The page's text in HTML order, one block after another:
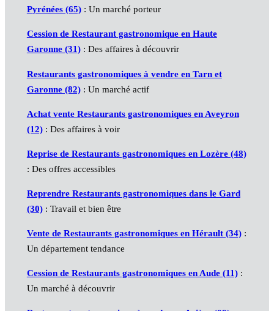
Pyrénées (65): Un marché porteur
Cession de Restaurant gastronomique en Haute
Garonne (31): Des affaires à découvrir
Restaurants gastronomiques à vendre en Tarn et
Garonne (82): Un marché actif
Achat vente Restaurants gastronomiques en Aveyron
(12): Des affaires à voir
Reprise de Restaurants gastronomiques en Lozère (48)
: Des offres accessibles
Reprendre Restaurants gastronomiques dans le Gard
(30): Travail et bien être
Vente de Restaurants gastronomiques en Hérault (34):
Un département tendance
Cession de Restaurants gastronomiques en Aude (11):
Un marché à découvrir